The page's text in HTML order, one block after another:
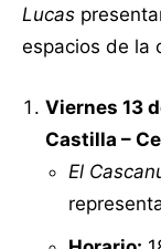
Lucas
espacios de la
Viernes 13
Castilla –
El